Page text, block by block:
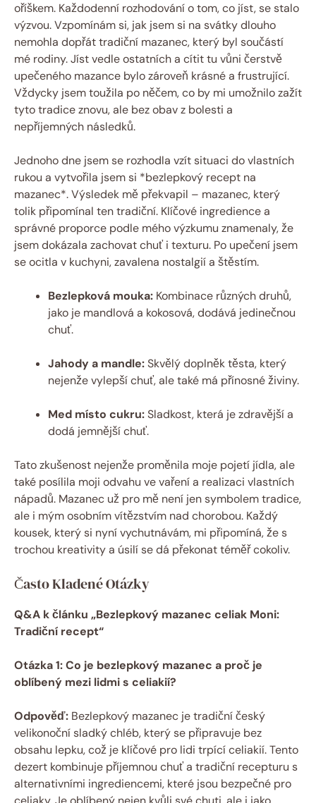
oříškem. Každodenní rozhodování ‌o tom, co jíst, se stalo
výzvou. Vzpomínám si, jak ⁢jsem si⁣ na svátky⁢ dlouho
nemohla dopřát ⁢tradiční mazanec, který ⁢byl součástí
mé rodiny. ⁤Jíst vedle ostatních a cítit tu vůni čerstvě‍
upečeného mazance⁣ bylo zároveň krásné a frustrující.‌
Vždycky jsem toužila po něčem,‍ co by mi umožnilo zažít
tyto tradice znovu, ale bez⁢ obav z bolesti a
nepříjemných následků.
Jednoho dne⁣ jsem se rozhodla vzít situaci do vlastních
rukou a vytvořila jsem si *bezlepkový recept na
mazanec*. Výsledek mě překvapil⁤ – mazanec, který
tolik připomínal ten tradiční. Klíčové⁤ ingredience a
správné proporce podle mého výzkumu‍ znamenaly, že
jsem ⁣dokázala zachovat chuť i texturu. Po ‍upečení jsem⁣
se ocitla v kuchyni, zavalena ‌nostalgií ​a štěstím.
Bezlepková mouka: Kombinace⁤ různých druhů,
jako je mandlová a kokosová, ⁢dodává jedinečnou
chuť.
Jahody a mandle:Skvělý doplněk těsta, který
nejenže vylepší chuť, ale také⁣ má přínosné živiny.
Med místo cukru:⁢Sladkost, která⁢ je zdravější a
⁤dodá jemnější chuť.
Tato zkušenost nejenže proměnila moje⁢ pojetí ⁣jídla, ale
také⁣ posílila moji ⁤odvahu‍ ve ‌vaření a realizaci vlastních
nápadů. Mazanec už pro mě není jen symbolem tradice,
ale i mým osobním⁤ vítězstvím nad chorobou. Každý
kousek,‍ který‌ si‌ nyní‌ vychutnávám, mi připomíná, že s
trochou kreativity a‍ úsilí se dá překonat téměř ‌cokoliv.
Často Kladené Otázky
Q&A k článku „Bezlepkový mazanec ‌celiak ‌Moni:‌
Tradiční recept“
Otázka 1: Co je bezlepkový mazanec ⁢a proč je
oblíbený mezi ​lidmi ⁣s celiakií?
Odpověď: Bezlepkový mazanec je tradiční český
velikonoční sladký⁤ chléb, který se připravuje⁣ bez
obsahu lepku, což je⁣ klíčové pro lidi trpící celiakií. Tento
dezert kombinuje příjemnou chuť a tradiční recepturu s
alternativními ingrediencemi, které​ jsou ‌bezpečné pro